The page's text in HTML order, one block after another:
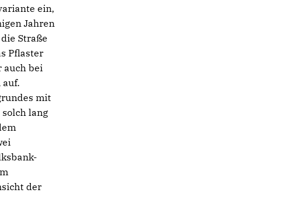
ein,
Jahren
Straße
Pflaster
auch bei
mit
lang
der